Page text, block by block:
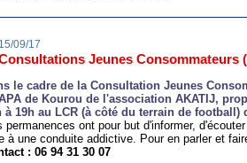
15/09/17
Jeunes Consommateurs
le cadre de la Consultation Jeunes
de Kourou de l'association AKATIJ,
à 19h au LCR (à côté du terrain de football)
permanences ont pour but d'informer,
à une conduite addictive. Pour en parler et
: 06 94 31 30 07